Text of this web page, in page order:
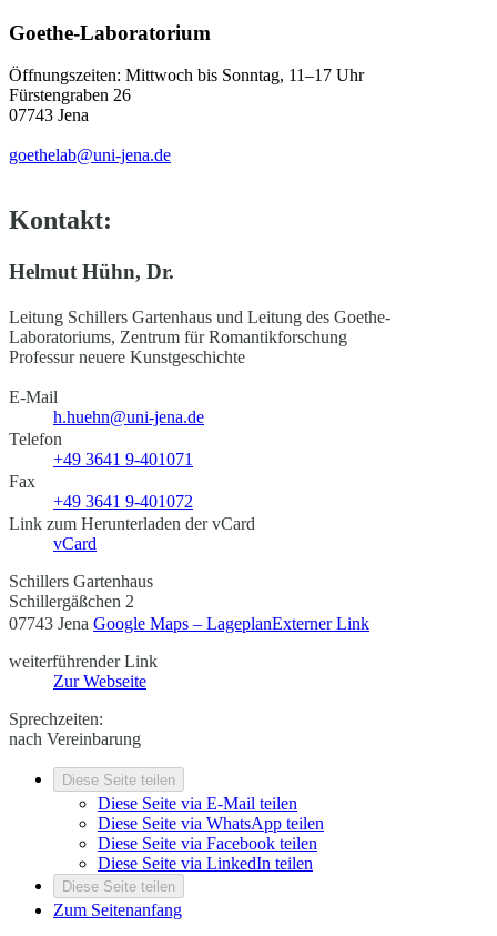
Goethe-Laboratorium
Öffnungszeiten: Mittwoch bis Sonntag, 11–17 Uhr
Fürstengraben 26
07743 Jena
goethelab@uni-jena.de
Kontakt:
Helmut Hühn, Dr.
Leitung Schillers Gartenhaus und Leitung des Goethe-
Laboratoriums, Zentrum für Romantikforschung
Professur neuere Kunstgeschichte
E-Mail
h.huehn@uni-jena.de
Telefon
+49 3641 9-401071
Fax
+49 3641 9-401072
Link zum Herunterladen der vCard
vCard
Schillers Gartenhaus
Schillergäßchen 2
07743 Jena Google Maps – LageplanExterner Link
weiterführender Link
Zur Webseite
Sprechzeiten:
nach Vereinbarung
Diese Seite teilen
Diese Seite via E-Mail teilen
Diese Seite via WhatsApp teilen
Diese Seite via Facebook teilen
Diese Seite via LinkedIn teilen
Diese Seite teilen
Zum Seitenanfang